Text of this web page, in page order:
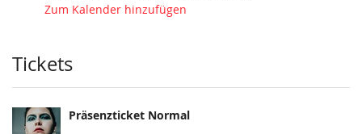
Veranstaltung
Zum Kalender hinzufügen
Tickets
Präsenzticket Normal